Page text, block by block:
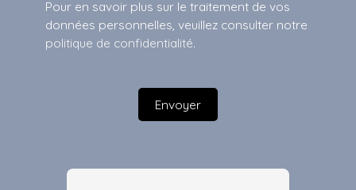
Pour en savoir plus sur le traitement de vos
données personnelles, veuillez consulter notre
politique de confidentialité.
Envoyer